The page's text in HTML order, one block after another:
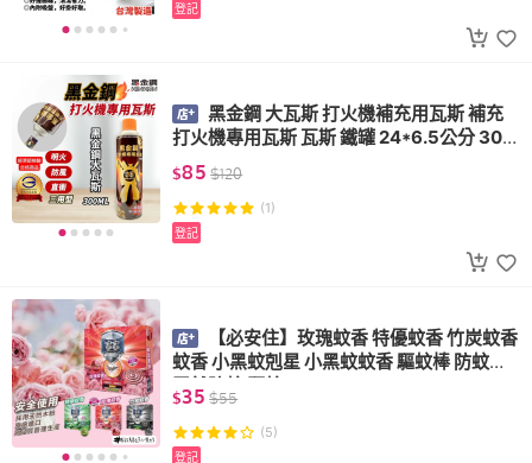
登記
黑金鋼 大瓦斯 打火機補充用瓦斯 補充
打火機專用瓦斯 瓦斯 鐵罐 24*6.5公分 300
ml
$85 $120
(1)
登記
【必安住】玫瑰蚊香 特優蚊香 竹炭蚊香
蚊香 小黑蚊剋星 小黑蚊蚊香 驅蚊棒 防蚊棒
天然防蚊 驅蚊
$35 $55
(5)
登記